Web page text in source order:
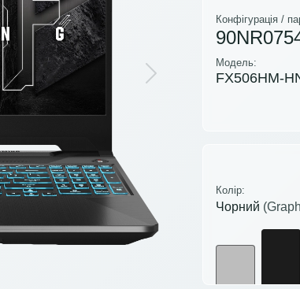
Next
Конфігурація /
Модель:
FX506HM-
Колір:
Чорний